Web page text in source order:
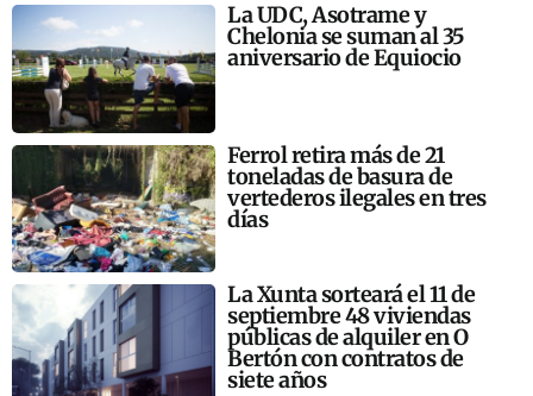
La UDC, Asotrame y
Chelonia se suman al 35
aniversario de Equiocio
Ferrol retira más de 21
toneladas de basura de
vertederos ilegales en tres
días
La Xunta sorteará el 11 de
septiembre 48 viviendas
públicas de alquiler en O
Bertón con contratos de
siete años